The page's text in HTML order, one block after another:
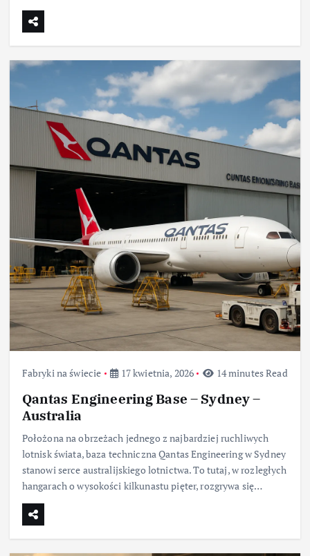
Fabryki na świecie 17 kwietnia, 2026 14 minutes Read
Qantas Engineering Base – Sydney –
Australia
Położona na obrzeżach jednego z najbardziej ruchliwych
lotnisk świata, baza techniczna Qantas Engineering w Sydney
stanowi serce australijskiego lotnictwa. To tutaj, w rozległych
hangarach o wysokości kilkunastu pięter, rozgrywa się…